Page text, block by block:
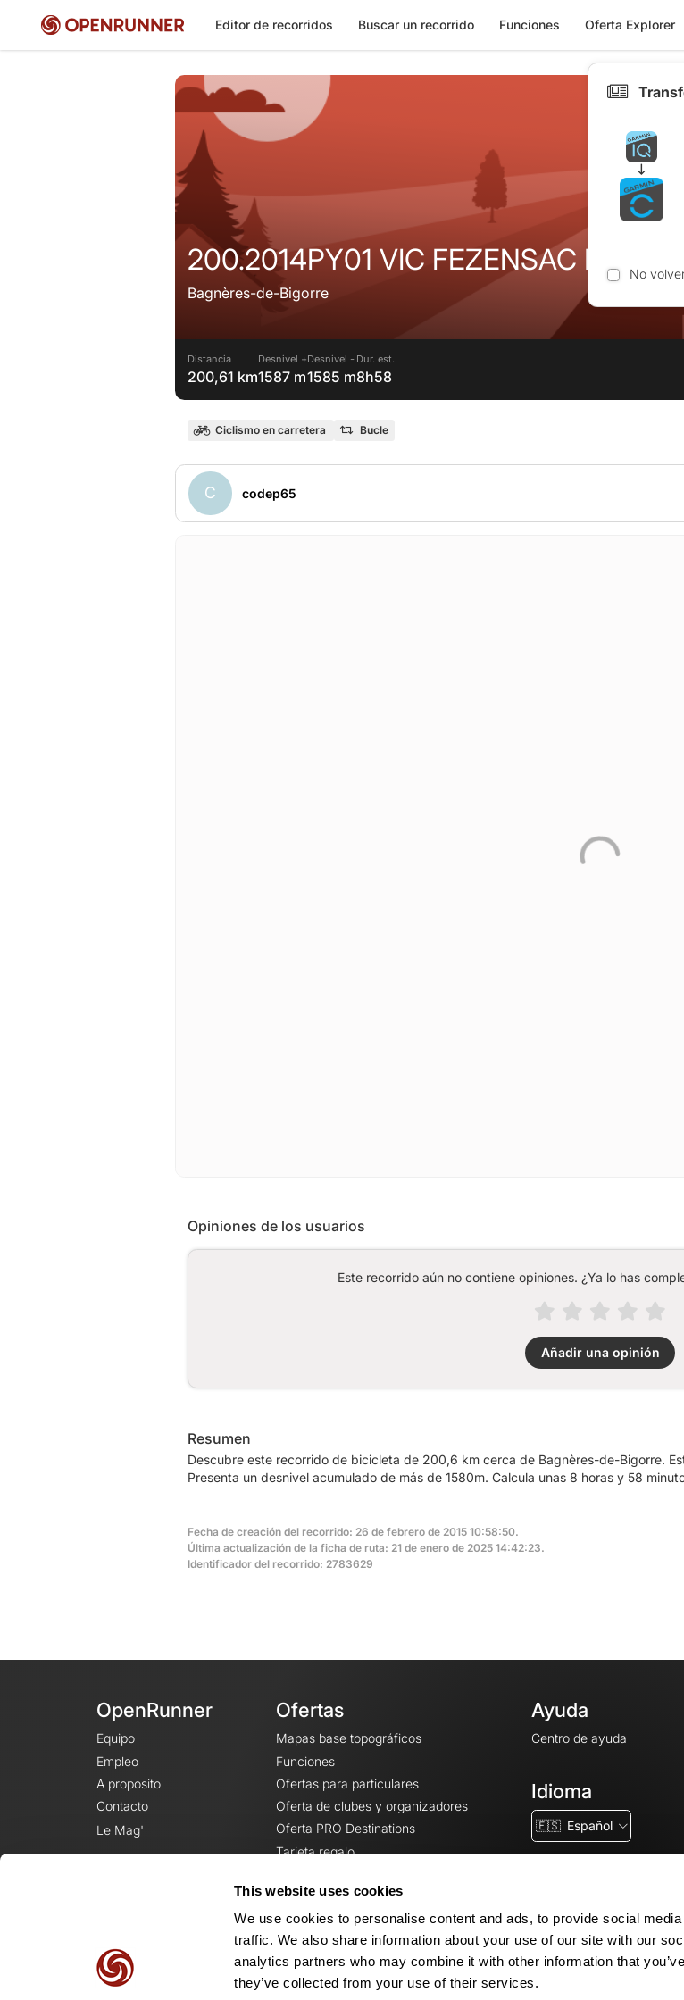
This website uses cookies
We use cookies to personalise content and ads, to provide social
traffic. We also share information about your use of our site with our
analytics partners who may combine it with other information that
they’ve collected from your use of their services.
Editor de recorridos Buscar un recorrido Funciones Oferta Explorer
200.2014PY01 VIC FEZENSAC DEF
Bagnères-de-Bigorre
Distancia
200,61 km
Desnivel +
1587 m
Desnivel -
1585 m
Dur. est.
8h58
Ciclismo en carretera Bucle
C codep65
Opiniones de los usuarios
Este recorrido aún no contiene opiniones. ¿Ya lo has
Añadir una opinión
Resumen
Descubre este recorrido de bicicleta de 200,6 km cerca de Bagnères-de-Bigorre.
Presenta un desnivel acumulado de más de 1580m. Calcula unas 8 horas y 58
Fecha de creación del recorrido: 26 de febrero de 2015 10:58:50.
Última actualización de la ficha de ruta: 21 de enero de 2025 14:42:23.
Identificador del recorrido: 2783629
OpenRunner
Equipo
Empleo
A proposito
Contacto
Le Mag'
Ofertas
Mapas base topográficos
Funciones
Ofertas para particulares
Oferta de clubes y organizadores
Oferta PRO Destinations
Tarjeta regalo
Ayuda
Centro de ayuda
Idioma
🇪🇸 Español
No